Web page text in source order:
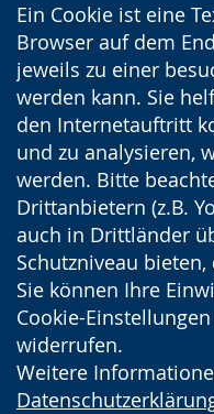
Ein Cookie ist eine
Browser auf dem
jeweils zu einer
werden kann. Sie
den Internetauftritt
und zu analysieren,
werden. Bitte
Drittanbietern (z.B.
auch in Drittländer
Schutzniveau
Sie können Ihre
Cookie-
widerrufen.
Weitere